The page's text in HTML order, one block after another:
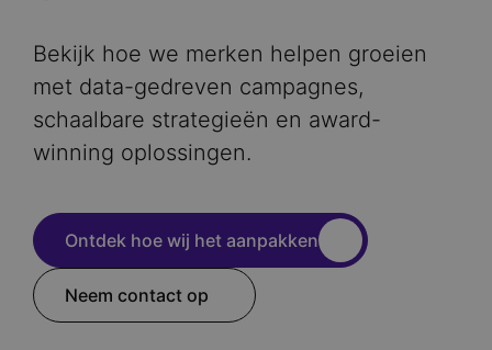
Bekijk hoe we merken helpen groeien
met data-gedreven campagnes,
schaalbare strategieën en award-
winning oplossingen.
Ontdek hoe wij het aanpakken
Neem contact op